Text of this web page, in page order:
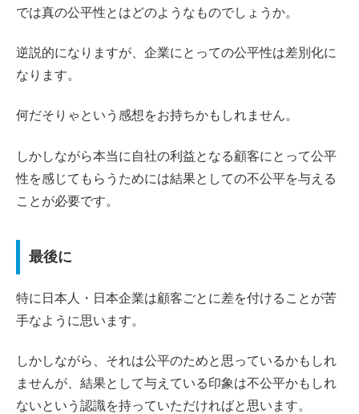
では真の公平性とはどのようなものでしょうか。
逆説的になりますが、企業にとっての公平性は差別化に
なります。
何だそりゃという感想をお持ちかもしれません。
しかしながら本当に自社の利益となる顧客にとって公平
性を感じてもらうためには結果としての不公平を与える
ことが必要です。
最後に
特に日本人・日本企業は顧客ごとに差を付けることが苦
手なように思います。
しかしながら、それは公平のためと思っているかもしれ
ませんが、結果として与えている印象は不公平かもしれ
ないという認識を持っていただければと思います。